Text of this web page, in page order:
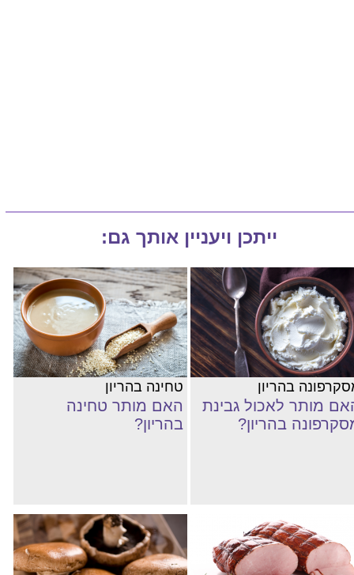
ייתכן ויעניין אותך גם:
בהריון
מותר לאכול גבינת
בהריון?
טחינה בהריון
האם מותר טחינה
בהריון?